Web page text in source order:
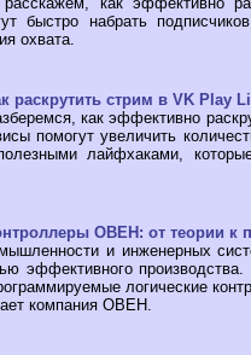
быстро набрать
охвата.
раскрутить стрим в VK Play
как эффективно
помогут увеличить
лайфхаками,
ОВЕН: от теории к
и инженерных
эффективного
логические
компания ОВЕН.